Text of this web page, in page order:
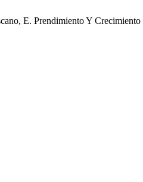
E. Prendimiento Y